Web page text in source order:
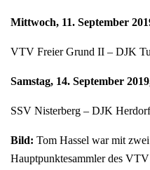
Mittwoch, 11. September
VTV Freier Grund II – DJK
Samstag, 14. September
SSV Nisterberg – DJK
Bild: Tom Hassel war mit
Hauptpunktesammler des